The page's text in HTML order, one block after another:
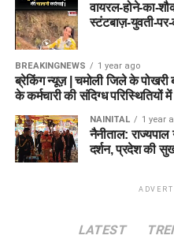
वायरल-होने-का-
स्टंटबाज़-युवती-पर-
BREAKINGNEWS 1 year ago
ब्रेकिंग न्यूज़ | चमोली जिले के पोखरी
के कर्मचारी की संदिग्ध परिस्थितियों में
NAINITAL 1 year
नैनीताल: राज्यपाल
दर्शन, प्रदेश की
LATEST